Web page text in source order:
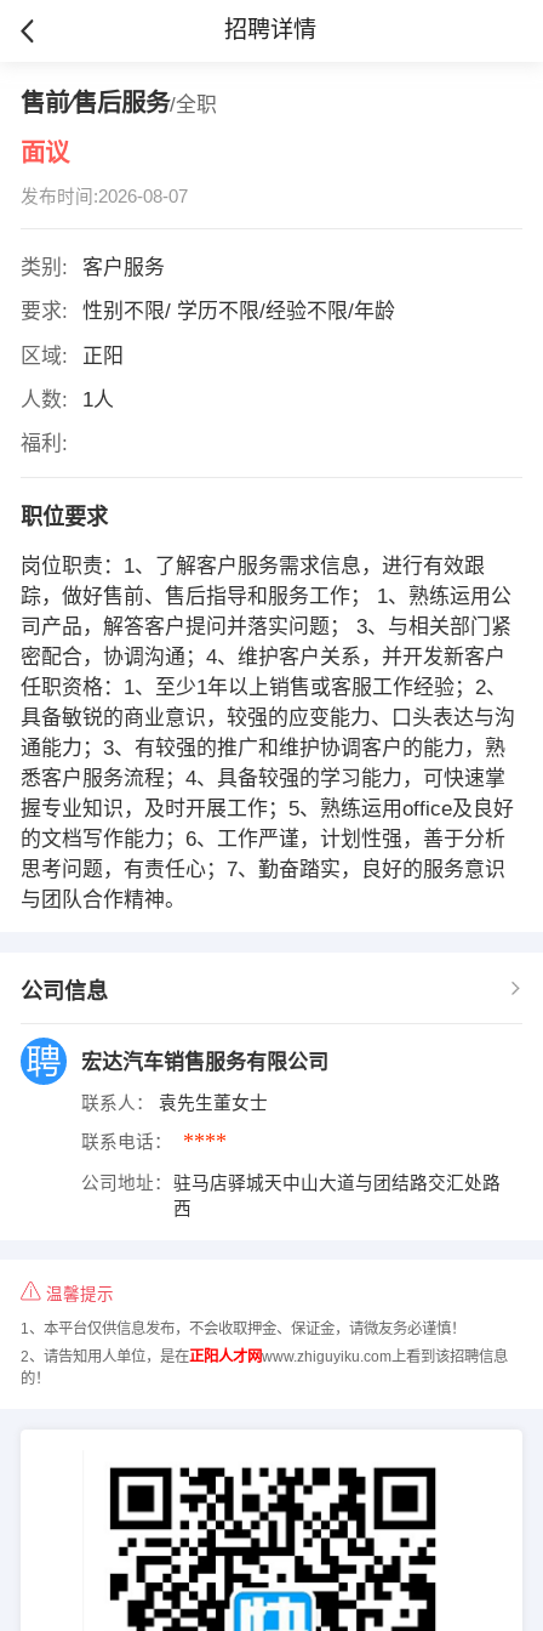
招聘详情
售前∕售后服务/全职
面议
发布时间:2026-08-07
类别:
客户服务
要求:
性别不限/ 学历不限/经验不限/年龄
区域:
正阳
人数:
1人
福利:
职位要求
岗位职责：1、了解客户服务需求信息，进行有效跟
踪，做好售前、售后指导和服务工作； 1、熟练运用公
司产品，解答客户提问并落实问题； 3、与相关部门紧
密配合，协调沟通；4、维护客户关系，并开发新客户
任职资格：1、至少1年以上销售或客服工作经验；2、
具备敏锐的商业意识，较强的应变能力、口头表达与沟
通能力；3、有较强的推广和维护协调客户的能力，熟
悉客户服务流程；4、具备较强的学习能力，可快速掌
握专业知识，及时开展工作；5、熟练运用office及良好
的文档写作能力；6、工作严谨，计划性强，善于分析
思考问题，有责任心；7、勤奋踏实，良好的服务意识
与团队合作精神。
公司信息
宏达汽车销售服务有限公司
联系人： 袁先生董女士
联系电话： ****
公司地址：
驻马店驿城天中山大道与团结路交汇处路
西
温馨提示
1、本平台仅供信息发布，不会收取押金、保证金，请微友务必谨慎！
2、请告知用人单位，是在正阳人才网www.zhiguyiku.com上看到该招聘信息
的！